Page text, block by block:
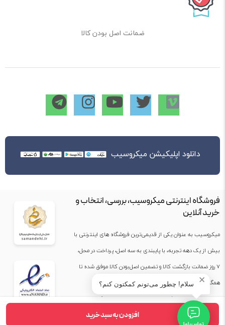
افزودن به سبد خرید
ضمانت اصل بودن کالا
دانلود اپلیکیشن میکروسیب
فروشگاه اینترنتی میکروسیب، بررسی، انتخاب و
خرید آنلاین
میکروسیب به عنوان یکی از قدیمی‌ترین فروشگاه های اینترنتی با
بیش از یک دهه تجربه، با پایبندی به سه اصل، پرداخت در محل،
۷ روز ضمانت بازگشت کالا و تضمین اصل‌بودن کالا موفق شده تا
همگام با فروشگاه‌های معتبر جهان، به بزرگ‌ترین فروشگاه
اینترنتی ایران تبدیل شود. به محض ورود به سایت میکروسیب با
دنیایی از کالا رو به رو می‌شوید! هر آنچه که نیاز دارید و به ذهن
✕ سلام! چطور می‌تونم کمکتون کنم؟